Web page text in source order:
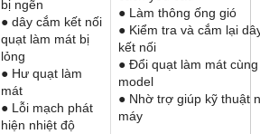
bị ngẽn
● dây cắm kết nối
quạt làm mát bị
lỏng
● Hư quạt làm
mát
● Lỗi mạch phát
hiện nhiệt độ
● Làm thông ống gió
● Kiểm tra và cắm lại
kết nối
● Đổi quạt làm mát cùng
model
● Nhờ trợ giúp kỹ thuật
máy